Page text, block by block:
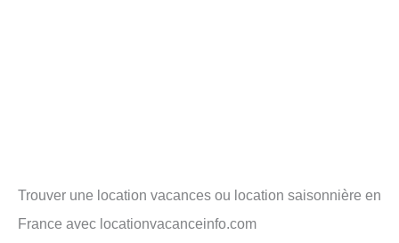
Trouver une location vacances ou location saisonnière en
France avec locationvacanceinfo.com